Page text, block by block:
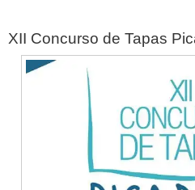
XII Concurso de Tapas